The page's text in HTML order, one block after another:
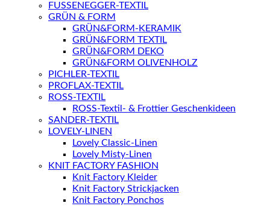
FUSSENEGGER-TEXTIL
GRÜN & FORM
GRÜN&FORM-KERAMIK
GRÜN&FORM TEXTIL
GRÜN&FORM DEKO
GRÜN&FORM OLIVENHOLZ
PICHLER-TEXTIL
PROFLAX-TEXTIL
ROSS-TEXTIL
ROSS-Textil- & Frottier Geschenkideen
SANDER-TEXTIL
LOVELY-LINEN
Lovely Classic-Linen
Lovely Misty-Linen
KNIT FACTORY FASHION
Knit Factory Kleider
Knit Factory Strickjacken
Knit Factory Ponchos